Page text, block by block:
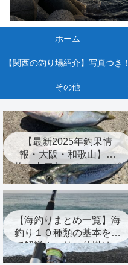
ホーム
【関西の釣り場紹介】写真つき！
その他
【最新2025年釣果情
報・大阪・和歌山】青
物・太刀魚・タコ・エギ
ング・キスなど！
【海釣りまとめ一覧】海
釣り１０種類の基本を全
て解説！エサ、仕掛け、
時期、おすすめ度も紹